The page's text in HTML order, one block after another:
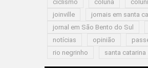
ciclismo
coluna
joinville
jornais em santa
jornal em São Bento do Sul
notícias
opinião
rio negrinho
santa catarina